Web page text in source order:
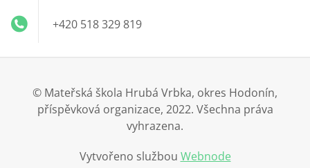
+420 518 329 819
© Mateřská škola Hrubá Vrbka, okres Hodonín,
příspěvková organizace, 2022. Všechna práva
vyhrazena.
Vytvořeno službou Webnode